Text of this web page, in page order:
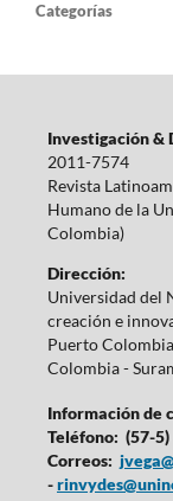
Categorías
Investigación &
2011-7574
Revista
Humano de la
Colombia)
Dirección:
Universidad del
creación e
Puerto
Colombia -
Información de
Teléfono: (57-
Correos:
-